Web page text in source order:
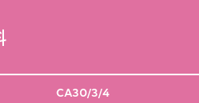
CA30/3/4